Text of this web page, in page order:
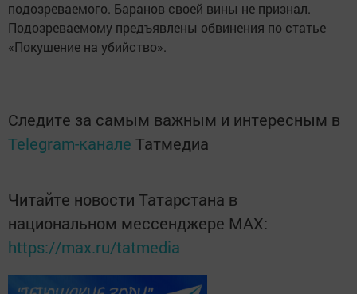
подозреваемого. Баранов своей вины не признал.
Подозреваемому предъявлены обвинения по статье
«Покушение на убийство».
Следите за самым важным и интересным в
Telegram-канале Татмедиа
Читайте новости Татарстана в
национальном мессенджере MАХ:
https://max.ru/tatmedia